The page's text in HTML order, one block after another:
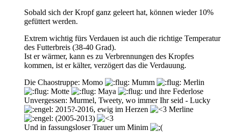
Sobald sich der Kropf ganz geleert hat, können wieder 10%
gefüttert werden.
Extrem wichtig fürs Verdauen ist auch die richtige Temperatur
des Futterbreis (38-40 Grad).
Ist er wärmer, kann es zu Verbrennungen des Kropfes
kommen, ist er kälter, verzögert das die Verdauung.
Die Chaostruppe: Momo
Mumm
Merlin
Motte
Maya
und ihre Federlose
Unvergessen: Murmel, Tweety, wo immer Ihr seid - Lucky
2015?-2016, ewig im Herzen
Merline
(2005-2013)
Und in fassungsloser Trauer um Minim